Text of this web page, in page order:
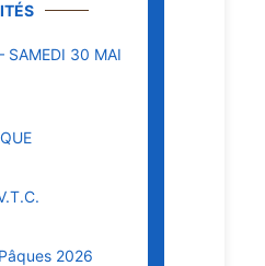
SAMEDI 30 MAI
2026